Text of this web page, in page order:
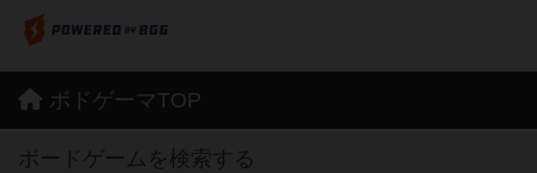
ボドゲーマTOP
ボードゲームを検索する